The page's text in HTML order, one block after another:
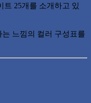
트 25개를 소개하고 있
느낌의 컬러 구성표를